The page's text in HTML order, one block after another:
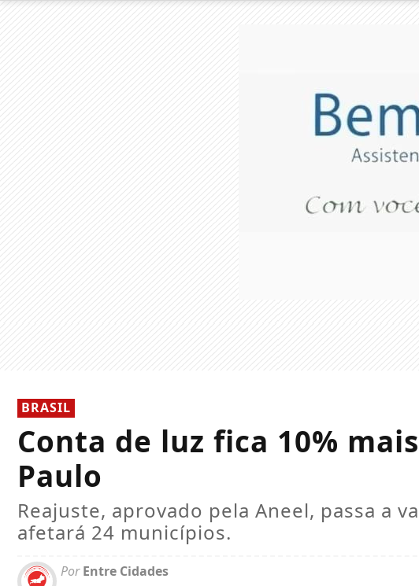
BRASIL
Conta de luz fica 10%
Paulo
Reajuste, aprovado pela Aneel, passa a
afetará 24 municípios.
PorEntre Cidades